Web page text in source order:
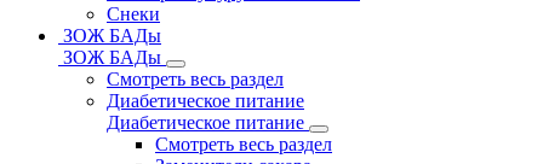
Снеки
ЗОЖ БАДы
ЗОЖ БАДы
Смотреть весь раздел
Диабетическое питание
Диабетическое питание
Смотреть весь раздел